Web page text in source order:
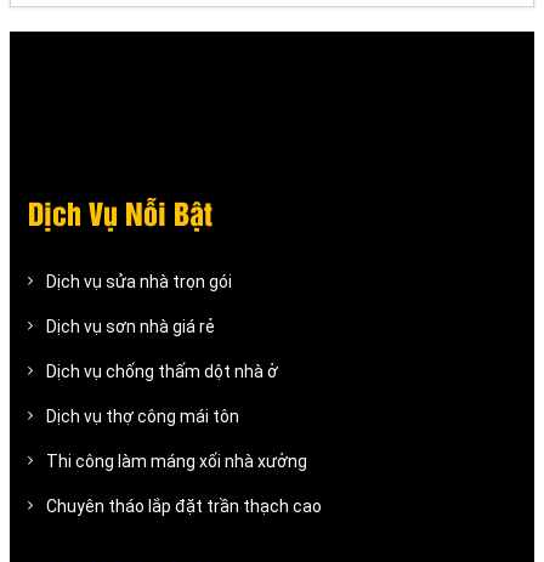
Dịch Vụ Nỗi Bật
Dịch vụ sửa nhà trọn gói
Dịch vụ sơn nhà giá rẻ
Dịch vụ chống thấm dột nhà ở
Dịch vụ thợ công mái tôn
Thi công làm máng xối nhà xưởng
Chuyên tháo lắp đặt trần thạch cao